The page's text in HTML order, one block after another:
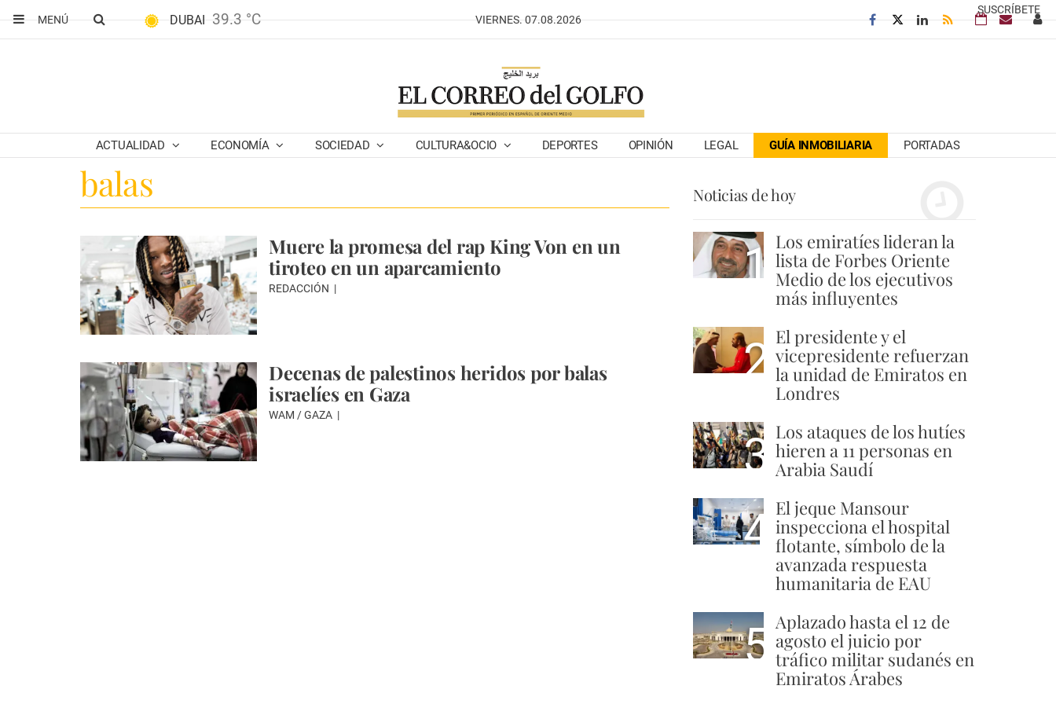
SUSCRÍBETE
MENÚ
DUBAI 39.3 °C VIERNES. 07.08.2026
ACTUALIDAD ECONOMÍA SOCIEDAD CULTURA&OCIO DEPORTES OPINIÓN LEGAL GUÍA INMOBILIARIA PORTADAS
balas
Muere la promesa del rap King Von en un
tiroteo en un aparcamiento
REDACCIÓN
Decenas de palestinos heridos por balas
israelíes en Gaza
WAM / GAZA
Noticias de hoy
1 Los emiratíes lideran la
lista de Forbes Oriente
Medio de los ejecutivos
más influyentes
2 El presidente y el
vicepresidente refuerzan
la unidad de Emiratos en
Londres
3 Los ataques de los hutíes
hieren a 11 personas en
Arabia Saudí
4 El jeque Mansour
inspecciona el hospital
flotante, símbolo de la
avanzada respuesta
humanitaria de EAU
5 Aplazado hasta el 12 de
agosto el juicio por
tráfico militar sudanés en
Emiratos Árabes